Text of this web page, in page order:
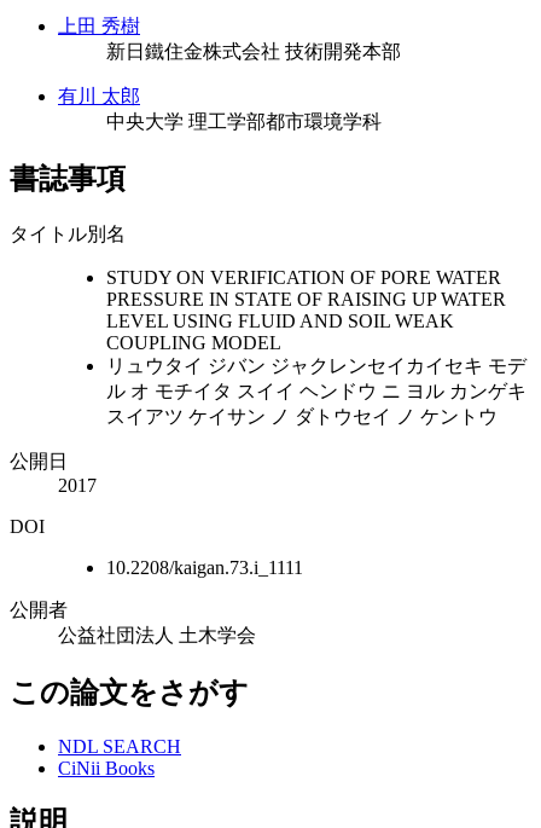
上田 秀樹
新日鐵住金株式会社 技術開発本部
有川 太郎
中央大学 理工学部都市環境学科
書誌事項
タイトル別名
STUDY ON VERIFICATION OF PORE WATER
PRESSURE IN STATE OF RAISING UP WATER
LEVEL USING FLUID AND SOIL WEAK
COUPLING MODEL
リュウタイ ジバン ジャクレンセイカイセキ モデ
ル オ モチイタ スイイ ヘンドウ ニ ヨル カンゲキ
スイアツ ケイサン ノ ダトウセイ ノ ケントウ
公開日
2017
DOI
10.2208/kaigan.73.i_1111
公開者
公益社団法人 土木学会
この論文をさがす
NDL SEARCH
CiNii Books